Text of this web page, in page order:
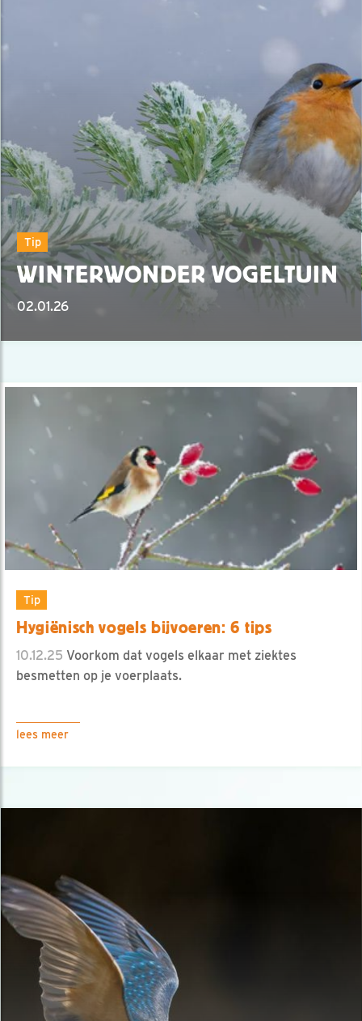
Tip
WINTERWONDER VOGELTUIN
02.01.26
Tip
Hygiënisch vogels bijvoeren: 6 tips
10.12.25 Voorkom dat vogels elkaar met ziektes
besmetten op je voerplaats.
lees meer